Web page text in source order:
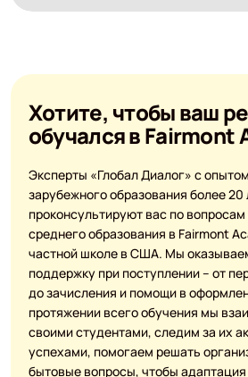
Хотите, чтобы ваш
обучался в Fairmont
Эксперты «Глобал Диалог» с
зарубежного образования более 20
проконсультируют вас по
среднего образования в Fairmont
частной школе в США. Мы
поддержку при поступлении – от
до зачисления и помощи в
протяжении всего обучения мы
своими студентами, следим за их
успехами, помогаем решать
бытовые вопросы, чтобы адаптация